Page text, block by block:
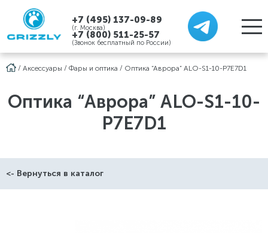
+7 (495) 137-09-89
(г. Москва)
+7 (800) 511-25-57
(Звонок бесплатный по России)
/ Аксессуары / Фары и оптика / Оптика “Аврора” ALO-S1-10-P7E7D1
Оптика “Аврора” ALO-S1-10-
P7E7D1
<- Вернуться в каталог